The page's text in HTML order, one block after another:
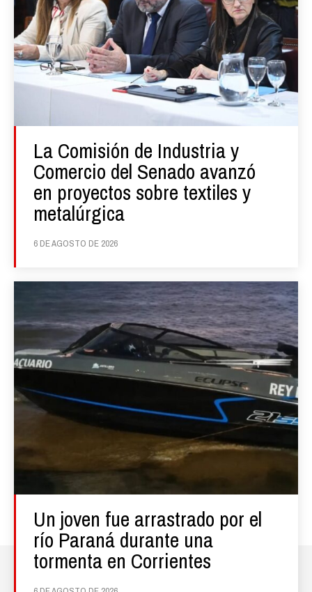
La Comisión de Industria y
Comercio del Senado avanzó
en proyectos sobre textiles y
metalúrgica
6 DE AGOSTO DE 2026
Un joven fue arrastrado por el
río Paraná durante una
tormenta en Corrientes